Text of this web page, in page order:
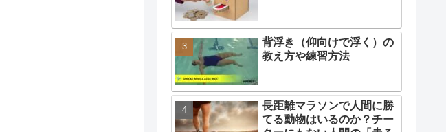
背浮き（仰向けで浮く）の
教え方や練習方法
長距離マラソンで人間に勝
てる動物はいるのか？チー